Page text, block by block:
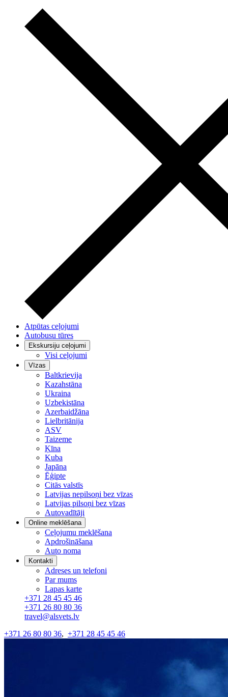
Atpūtas ceļojumi
Autobusu tūres
Ekskursiju ceļojumi
Visi ceļojumi
Vīzas
Baltkrievija
Kazahstāna
Ukraina
Uzbekistāna
Azerbaidžāna
Lielbritānija
ASV
Taizeme
Ķīna
Kuba
Japāna
Ēģipte
Citās valstīs
Latvijas nepilsoņi bez vīzas
Latvijas pilsoņi bez vīzas
Autovadītāji
Online meklēšana
Ceļojumu meklēšana
Apdrošināšana
Auto noma
Kontakti
Adreses un telefoni
Par mums
Lapas karte
+371 28 45 45 46
+371 26 80 80 36
travel@alsvets.lv
+371 26 80 80 36, +371 28 45 45 46